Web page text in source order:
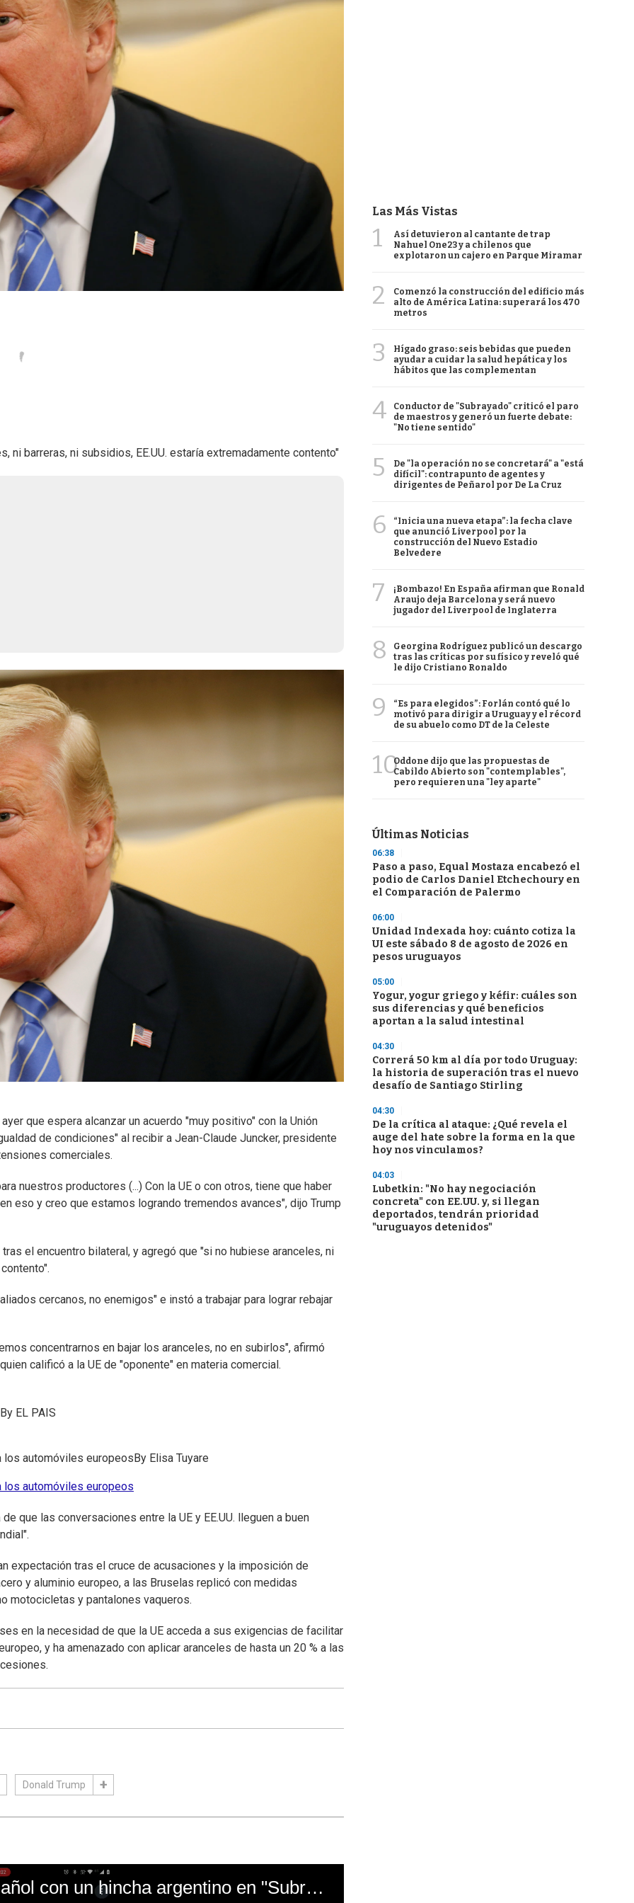
ni barreras, ni subsidios, EE.UU. estaría extremadamente contento"
que espera alcanzar un acuerdo "muy positivo" con la Unión
de condiciones" al recibir a Jean-Claude Juncker, presidente
comerciales.
nuestros productores (...) Con la UE o con otros, tiene que haber
eso y creo que estamos logrando tremendos avances", dijo Trump
el encuentro bilateral, y agregó que "si no hubiese aranceles, ni
cercanos, no enemigos" e instó a trabajar para lograr rebajar
concentrarnos en bajar los aranceles, no en subirlos", afirmó
calificó a la UE de "oponente" en materia comercial.
By EL PAIS
los automóviles europeos By Elisa Tuyare
los automóviles europeos
que las conversaciones entre la UE y EE.UU. lleguen a buen
expectación tras el cruce de acusaciones y la imposición de
y aluminio europeo, a las Bruselas replicó con medidas
motocicletas y pantalones vaqueros.
en la necesidad de que la UE acceda a sus exigencias de facilitar
y ha amenazado con aplicar aranceles de hasta un 20 % a las
Donald Trump
El mal momento de Yanina Gasañol con un hincha argentino en "Subrayado"
Las Más Vistas
1
Así detuvieron al cantante de trap
Nahuel One23 y a chilenos que
explotaron un cajero en Parque Miramar
2
Comenzó la construcción del edificio más
alto de América Latina: superará los 470
metros
3
Hígado graso: seis bebidas que pueden
ayudar a cuidar la salud hepática y los
hábitos que las complementan
4
Conductor de "Subrayado" criticó el paro
de maestros y generó un fuerte debate:
"No tiene sentido"
5
De "la operación no se concretará" a "está
difícil": contrapunto de agentes y
dirigentes de Peñarol por De La Cruz
6
“Inicia una nueva etapa”: la fecha clave
que anunció Liverpool por la
construcción del Nuevo Estadio
Belvedere
7
¡Bombazo! En España afirman que Ronald
Araujo deja Barcelona y será nuevo
jugador del Liverpool de Inglaterra
8
Georgina Rodríguez publicó un descargo
tras las críticas por su físico y reveló qué
le dijo Cristiano Ronaldo
9
“Es para elegidos”: Forlán contó qué lo
motivó para dirigir a Uruguay y el récord
de su abuelo como DT de la Celeste
10Oddone dijo que las propuestas de
Cabildo Abierto son "contemplables",
pero requieren una "ley aparte"
Últimas Noticias
06:38
Paso a paso, Equal Mostaza encabezó el
podio de Carlos Daniel Etchechoury en
el Comparación de Palermo
06:00
Unidad Indexada hoy: cuánto cotiza la
UI este sábado 8 de agosto de 2026 en
pesos uruguayos
05:00
Yogur, yogur griego y kéfir: cuáles son
sus diferencias y qué beneficios
aportan a la salud intestinal
04:30
Correrá 50 km al día por todo Uruguay:
la historia de superación tras el nuevo
desafío de Santiago Stirling
04:30
De la crítica al ataque: ¿Qué revela el
auge del hate sobre la forma en la que
hoy nos vinculamos?
04:03
Lubetkin: "No hay negociación
concreta" con EE.UU. y, si llegan
deportados, tendrán prioridad
"uruguayos detenidos"